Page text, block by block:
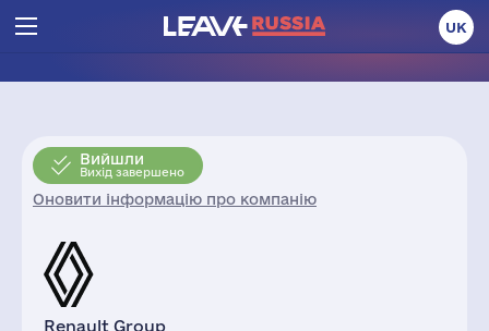
UK
Вийшли
Вихід завершено
Оновити інформацію про компанію
Renault Group